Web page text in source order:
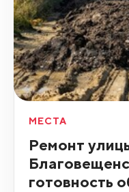
МЕСТА
Ремонт
готовность